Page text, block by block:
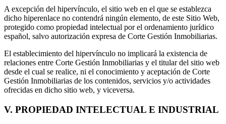
A excepción del hipervínculo, el sitio web en el que se establezca
dicho hiperenlace no contendrá ningún elemento, de este Sitio Web,
protegido como propiedad intelectual por el ordenamiento jurídico
español, salvo autorización expresa de Corte Gestión Inmobiliarias.
El establecimiento del hipervínculo no implicará la existencia de
relaciones entre Corte Gestión Inmobiliarias y el titular del sitio web
desde el cual se realice, ni el conocimiento y aceptación de Corte
Gestión Inmobiliarias de los contenidos, servicios y/o actividades
ofrecidas en dicho sitio web, y viceversa.
V. PROPIEDAD INTELECTUAL E INDUSTRIAL